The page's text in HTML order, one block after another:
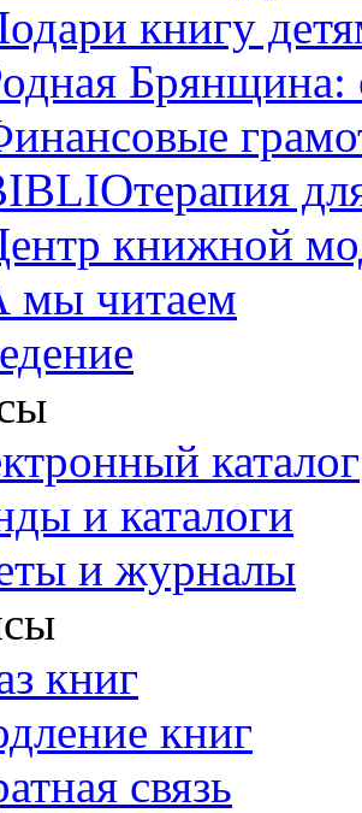
книгу
Брянщина:
книжной
мы читаем
каталог
и каталоги
и журналы
книг
книг
связь